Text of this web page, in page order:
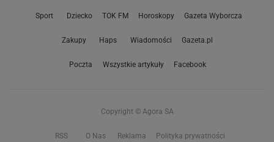
Sport Dziecko TOK FM Horoskopy Gazeta Wyborcza
Zakupy Haps Wiadomości Gazeta.pl
Poczta Wszystkie artykuły Facebook
Copyright © Agora SA
RSS O Nas Reklama Polityka prywatności